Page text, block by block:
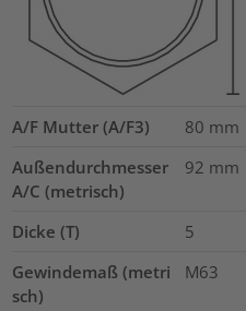
A/F Mutter (A/F3) 80 mm
Außendurchmesser
A/C (metrisch)
92 mm
Dicke (T)
5
Gewindemaß (metri
sch)
M63